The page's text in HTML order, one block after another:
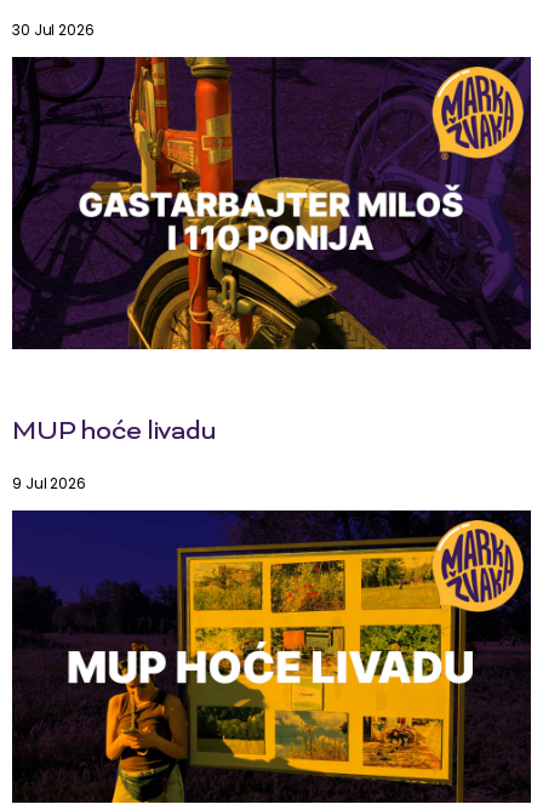
30 Jul 2026
MUP hoće livadu
9 Jul 2026